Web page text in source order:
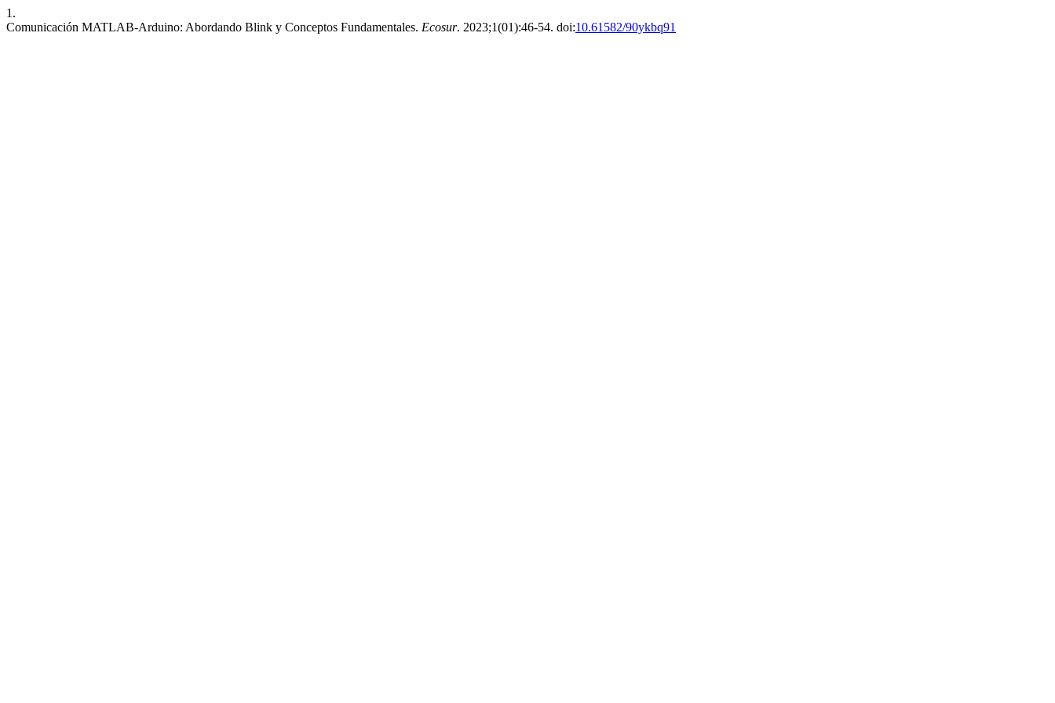
1.
Comunicación MATLAB-Arduino: Abordando Blink y Conceptos Fundamentales. Ecosur. 2023;1(01):46-54. doi:10.61582/90ykbq91